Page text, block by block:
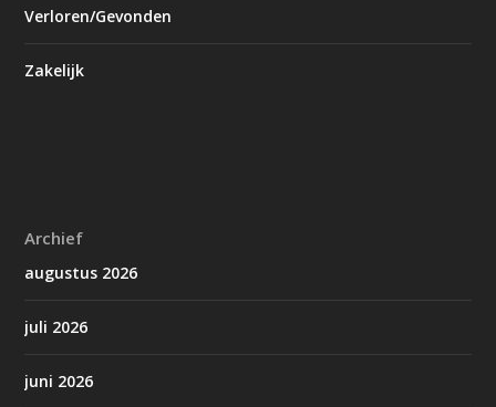
Verloren/Gevonden
Zakelijk
Archief
augustus 2026
juli 2026
juni 2026